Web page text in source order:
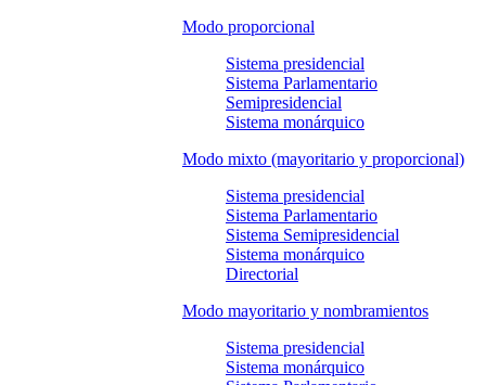
Modo proporcional
Sistema presidencial
Sistema Parlamentario
Semipresidencial
Sistema monárquico
Modo mixto (mayoritario y proporcional)
Sistema presidencial
Sistema Parlamentario
Sistema Semipresidencial
Sistema monárquico
Directorial
Modo mayoritario y nombramientos
Sistema presidencial
Sistema monárquico